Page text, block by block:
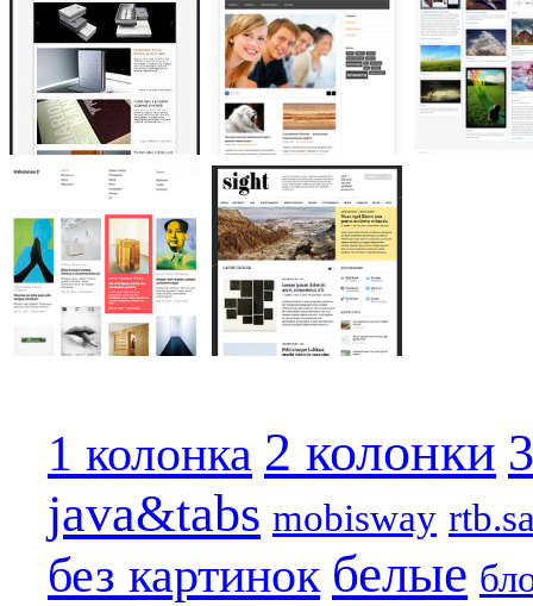
1 колонка 2 колонки
java&tabs mobisway
без картинок белые